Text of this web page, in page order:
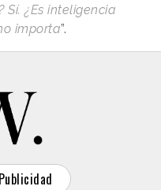
¿Es inteligencia
importa”.